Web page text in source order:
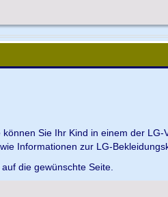
Sie Ihr Kind in einem der
Informationen zur LG-
die gewünschte Seite.